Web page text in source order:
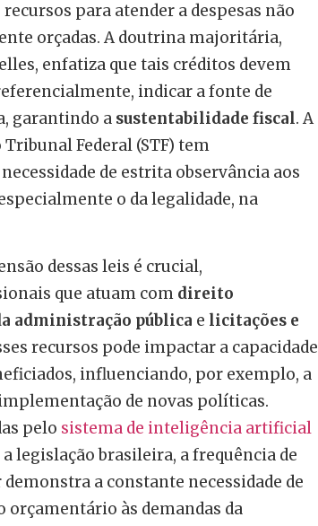
para atender a despesas não
orçadas. A doutrina majoritária,
enfatiza que tais créditos devem
indicar a fonte de
garantindo a sustentabilidade fiscal. A
Federal (STF) tem
de estrita observância aos
o da legalidade, na
dessas leis é crucial,
que atuam com direito
administração pública e licitações e
recursos pode impactar a capacidade
influenciando, por exemplo, a
de novas políticas.
pelo sistema de inteligência artificial
legislação brasileira, a frequência de
a constante necessidade de
orçamentário às demandas da